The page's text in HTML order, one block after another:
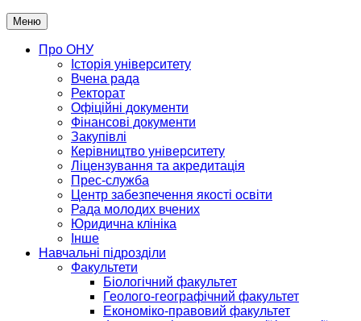
Меню
Про ОНУ
Історія університету
Вчена рада
Ректорат
Офіційні документи
Фінансові документи
Закупівлі
Керівництво університету
Ліцензування та акредитація
Прес-служба
Центр забезпечення якості освіти
Рада молодих вчених
Юридична клініка
Інше
Навчальні підрозділи
Факультети
Біологічний факультет
Геолого-географічний факультет
Економіко-правовий факультет